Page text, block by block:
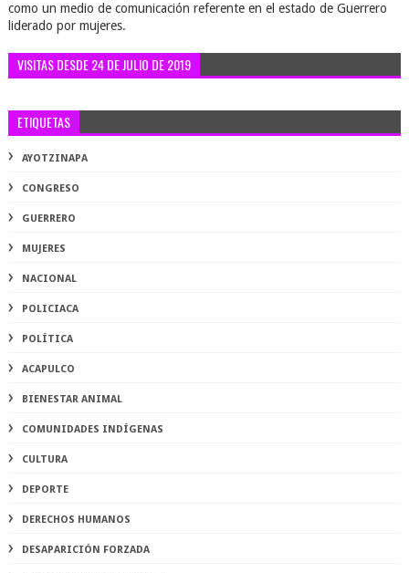
como un medio de comunicación referente en el estado de Guerrero
liderado por mujeres.
VISITAS DESDE 24 DE JULIO DE 2019
ETIQUETAS
AYOTZINAPA
CONGRESO
GUERRERO
MUJERES
NACIONAL
POLICIACA
POLÍTICA
ACAPULCO
BIENESTAR ANIMAL
COMUNIDADES INDÍGENAS
CULTURA
DEPORTE
DERECHOS HUMANOS
DESAPARICIÓN FORZADA